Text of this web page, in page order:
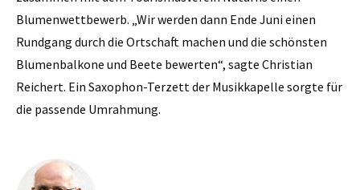
Blumenwettbewerb. „Wir werden dann Ende Juni einen
Rundgang durch die Ortschaft machen und die schönsten
Blumenbalkone und Beete bewerten“, sagte Christian
Reichert. Ein Saxophon-Terzett der Musikkapelle sorgte für
die passende Umrahmung.